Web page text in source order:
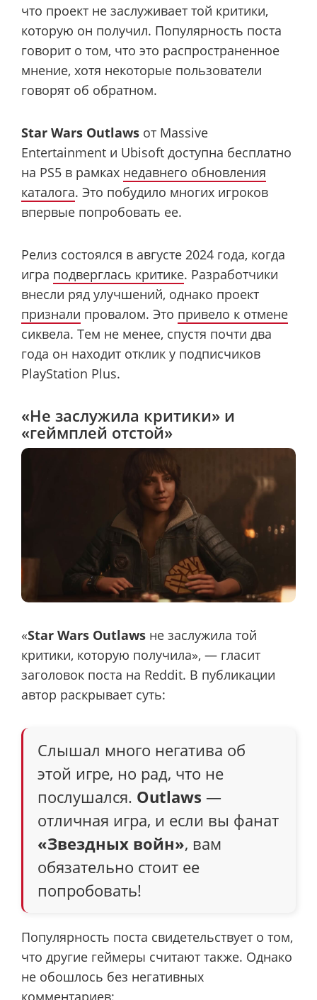
что проект не заслуживает той критики,
которую он получил. Популярность поста
говорит о том, что это распространенное
мнение, хотя некоторые пользователи
говорят об обратном.
Star Wars Outlaws от Massive
Entertainment и Ubisoft доступна бесплатно
на PS5 в рамках недавнего обновления
каталога. Это побудило многих игроков
впервые попробовать ее.
Релиз состоялся в августе 2024 года, когда
игра подверглась критике. Разработчики
внесли ряд улучшений, однако проект
признали провалом. Это привело к отмене
сиквела. Тем не менее, спустя почти два
года он находит отклик у подписчиков
PlayStation Plus.
«Не заслужила критики» и
«геймплей отстой»
«Star Wars Outlaws не заслужила той
критики, которую получила», — гласит
заголовок поста на Reddit. В публикации
автор раскрывает суть:
Слышал много негатива об
этой игре, но рад, что не
послушался. Outlaws —
отличная игра, и если вы фанат
«Звездных войн», вам
обязательно стоит ее
попробовать!
Популярность поста свидетельствует о том,
что другие геймеры считают также. Однако
не обошлось без негативных
комментариев: